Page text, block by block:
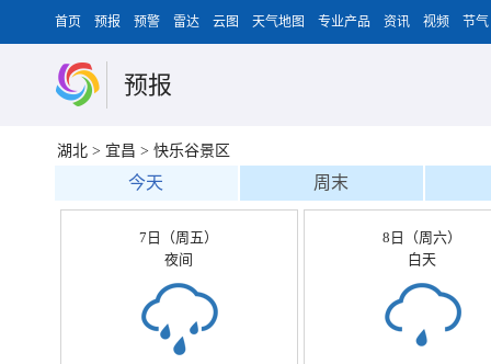
首页 预报 预警 雷达 云图 天气地图 专业产品 资讯 视频 节气
预报
湖北 > 宜昌 > 快乐谷景区
今天 周末
7日（周五）
夜间
8日（周六）
白天